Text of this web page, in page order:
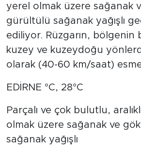
yerel olmak üzere sağanak
gürültülü sağanak yağışlı
ediliyor. Rüzgarın, bölgenin
kuzey ve kuzeydoğu
olarak (40-60 km/saat)
EDİRNE °C, 28°C
Parçalı ve çok bulutlu,
olmak üzere sağanak ve
sağanak yağışlı